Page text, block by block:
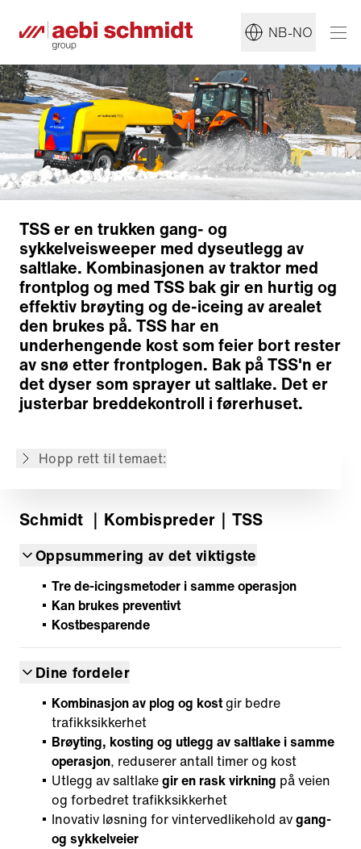
NB-NO
TSS er en trukken gang- og
sykkelveisweeper med dyseutlegg av
saltlake. Kombinasjonen av traktor med
frontplog og med TSS bak gir en hurtig og
effektiv brøyting og de-iceing av arealet
den brukes på. TSS har en
underhengende kost som feier bort rester
av snø etter frontplogen. Bak på TSS'n er
det dyser som sprayer ut saltlake. Det er
justerbar breddekontroll i førerhuset.
Hopp rett til temaet:
Ryddeteknologi
Feieaggregat
Sprøytesystem
Snøplog
Montering
Drift
Betjening
Tilbake til oversikten
Schmidt ｜Kombispreder ｜TSS
Oppsummering av det viktigste
Tre de-icingsmetoder i samme operasjon
Kan brukes preventivt
Kostbesparende
Dine fordeler
Kombinasjon av plog og kostgir bedre
trafikksikkerhet
Brøyting, kosting og utlegg av saltlake i samme
operasjon, reduserer antall timer og kost
Utlegg av saltlakegir en rask virkning på veien
og forbedret trafikksikkerhet
Inovativ løsning for vintervedlikehold avgang-
og sykkelveier